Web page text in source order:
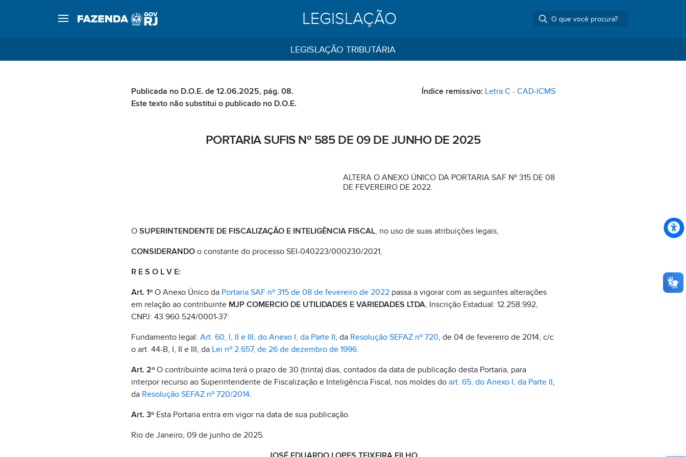
LEGISLAÇÃO
LEGISLAÇÃO TRIBUTÁRIA
Publicada no D.O.E. de 12.06.2025, pág. 08.
Este texto não substitui o publicado no D.O.E.
Índice remissivo: Letra C - CAD-ICMS
PORTARIA SUFIS Nº 585 DE 09 DE JUNHO DE 2025
ALTERA O ANEXO ÚNICO DA PORTARIA SAF Nº 315 DE 08
DE FEVEREIRO DE 2022.
O SUPERINTENDENTE DE FISCALIZAÇÃO E INTELIGÊNCIA FISCAL, no uso de suas atribuições legais,
CONSIDERANDOo constante do processo SEI-040223/000230/2021,
R E S O L V E:
Art. 1ºO Anexo Único daPortaria SAF nº 315 de 08 de fevereiro de 2022passa a vigorar com as seguintes alterações
em relação ao contribuinte MJP COMERCIO DE UTILIDADES E VARIEDADES LTDA, Inscrição Estadual: 12.258.992,
CNPJ: 43.960.524/0001-37:
Fundamento legal: Art. 60, I, II e III, do Anexo I, da Parte II, da Resolução SEFAZ nº 720, de 04 de fevereiro de 2014, c/c
o art. 44-B, I, II e III, da Lei nº 2.657, de 26 de dezembro de 1996.
Art. 2ºO contribuinte acima terá o prazo de 30 (trinta) dias, contados da data de publicação desta Portaria, para
interpor recurso ao Superintendente de Fiscalização e Inteligência Fiscal, nos moldes do art. 65, do Anexo I, da Parte II,
da Resolução SEFAZ nº 720/2014.
Art. 3ºEsta Portaria entra em vigor na data de sua publicação.
Rio de Janeiro, 09 de junho de 2025.